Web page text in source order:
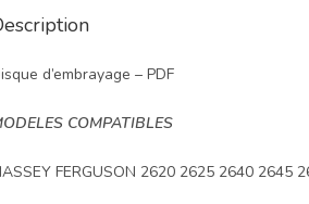
d’embrayage – PDF
COMPATIBLES
FERGUSON 2620 2625 2640